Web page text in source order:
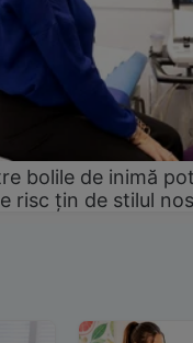
bolile de inimă
risc țin de stilul